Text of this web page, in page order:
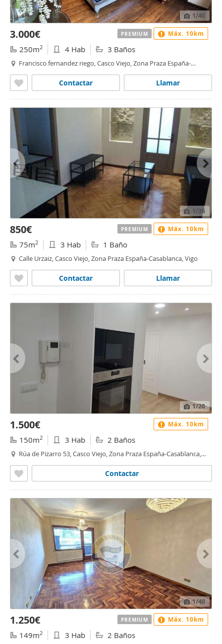
1/40
3.000€
250m2 4 Hab 3 Baños
Francisco fernandez riego, Casco Viejo, Zona Praza España-
Llamar
Contactar
PREMIUM Máx. 10km
1/36
850€
75m2 3 Hab 1 Baño
Calle Urzaiz, Casco Viejo, Zona Praza España-Casablanca, Vigo
Llamar
Contactar
PREMIUM Máx. 10km
1/20
1.500€
150m2 3 Hab 2 Baños
Rúa de Pizarro 53, Casco Viejo, Zona Praza España-Casablanca,
Contactar
Máx. 10km
1/40
1.250€
149m2 3 Hab 2 Baños
PREMIUM Máx. 10km